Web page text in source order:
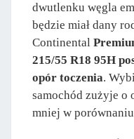
dwutlenku węgla
będzie miał dany
Continental
215/55 R18 95H
opór toczenia.
samochód zużyje o
mniej w